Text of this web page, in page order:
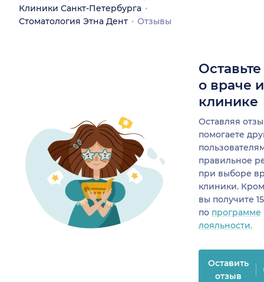
Клиники Санкт-Петербурга
Стоматология Этна Дент
Отзывы
о враче
клинике
Оставляя
помогаете
правильное
при выборе
клиники.
вы получите
по программе
лояльности.
Оставить
отзыв